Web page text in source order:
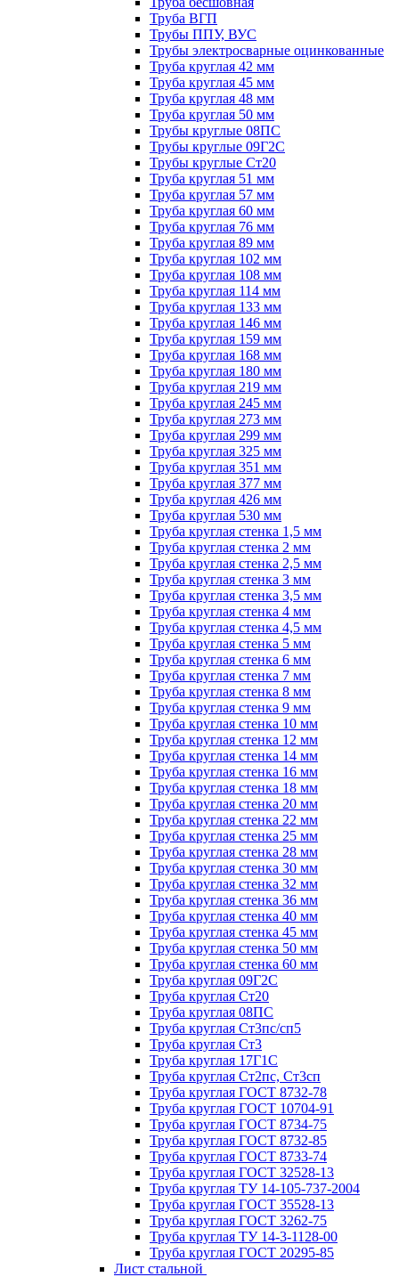
Труба ВГП
Трубы ППУ, ВУС
Трубы электросварные оцинкованные
Труба круглая 42 мм
Труба круглая 45 мм
Труба круглая 48 мм
Труба круглая 50 мм
Трубы круглые 08ПС
Трубы круглые 09Г2С
Трубы круглые Ст20
Труба круглая 51 мм
Труба круглая 57 мм
Труба круглая 60 мм
Труба круглая 76 мм
Труба круглая 89 мм
Труба круглая 102 мм
Труба круглая 108 мм
Труба круглая 114 мм
Труба круглая 133 мм
Труба круглая 146 мм
Труба круглая 159 мм
Труба круглая 168 мм
Труба круглая 180 мм
Труба круглая 219 мм
Труба круглая 245 мм
Труба круглая 273 мм
Труба круглая 299 мм
Труба круглая 325 мм
Труба круглая 351 мм
Труба круглая 377 мм
Труба круглая 426 мм
Труба круглая 530 мм
Труба круглая стенка 1,5 мм
Труба круглая стенка 2 мм
Труба круглая стенка 2,5 мм
Труба круглая стенка 3 мм
Труба круглая стенка 3,5 мм
Труба круглая стенка 4 мм
Труба круглая стенка 4,5 мм
Труба круглая стенка 5 мм
Труба круглая стенка 6 мм
Труба круглая стенка 7 мм
Труба круглая стенка 8 мм
Труба круглая стенка 9 мм
Труба круглая стенка 10 мм
Труба круглая стенка 12 мм
Труба круглая стенка 14 мм
Труба круглая стенка 16 мм
Труба круглая стенка 18 мм
Труба круглая стенка 20 мм
Труба круглая стенка 22 мм
Труба круглая стенка 25 мм
Труба круглая стенка 28 мм
Труба круглая стенка 30 мм
Труба круглая стенка 32 мм
Труба круглая стенка 36 мм
Труба круглая стенка 40 мм
Труба круглая стенка 45 мм
Труба круглая стенка 50 мм
Труба круглая стенка 60 мм
Труба круглая 09Г2С
Труба круглая Ст20
Труба круглая 08ПС
Труба круглая Ст3пс/сп5
Труба круглая Ст3
Труба круглая 17Г1С
Труба круглая Ст2пс, Ст3сп
Труба круглая ГОСТ 8732-78
Труба круглая ГОСТ 10704-91
Труба круглая ГОСТ 8734-75
Труба круглая ГОСТ 8732-85
Труба круглая ГОСТ 8733-74
Труба круглая ГОСТ 32528-13
Труба круглая ТУ 14-105-737-2004
Труба круглая ГОСТ 35528-13
Труба круглая ГОСТ 3262-75
Труба круглая ТУ 14-3-1128-00
Труба круглая ГОСТ 20295-85
Лист стальной